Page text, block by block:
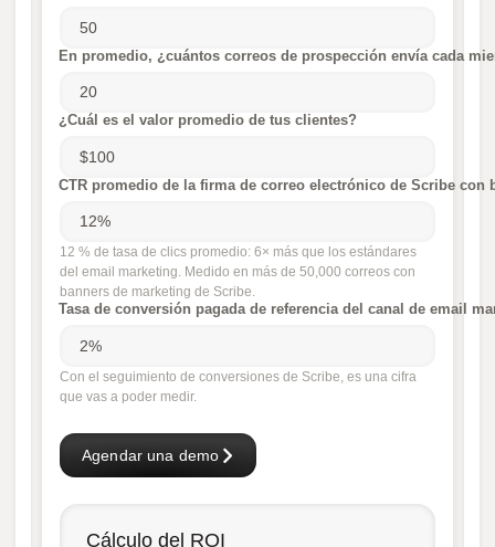
En promedio, ¿cuántos correos de prospección envía cada
¿Cuál es el valor promedio de tus clientes?
CTR promedio de la firma de correo electrónico de Scribe con
12 % de tasa de clics promedio: 6× más que los estándares
del email marketing. Medido en más de 50,000 correos con
banners de marketing de Scribe.
Tasa de conversión pagada de referencia del canal de email
Con el seguimiento de conversiones de Scribe, es una cifra
que vas a poder medir.
Cálculo del ROI
Agendar una demo